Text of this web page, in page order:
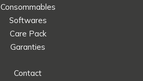
Consommables
Softwares
Care Pack
Garanties
Contact